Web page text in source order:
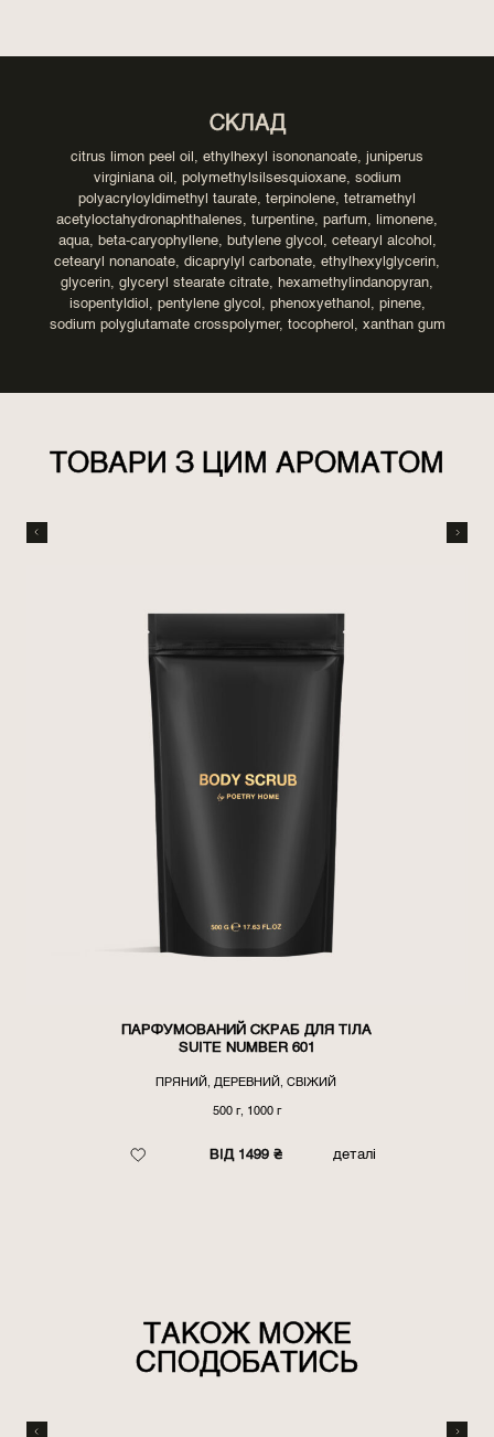
СКЛАД
citrus limon peel oil, ethylhexyl isononanoate, juniperus
virginiana oil, polymethylsilsesquioxane, sodium
polyacryloyldimethyl taurate, terpinolene, tetramethyl
acetyloctahydronaphthalenes, turpentine, parfum, limonene,
aqua, beta-caryophyllene, butylene glycol, cetearyl alcohol,
cetearyl nonanoate, dicaprylyl carbonate, ethylhexylglycerin,
glycerin, glyceryl stearate citrate, hexamethylindanopyran,
isopentyldiol, pentylene glycol, phenoxyethanol, pinene,
sodium polyglutamate crosspolymer, tocopherol, xanthan gum
ТОВАРИ З ЦИМ АРОМАТОМ
ПАРФУМОВАНИЙ СКРАБ ДЛЯ ТІЛА
SUITE NUMBER 601
ПРЯНИЙ, ДЕРЕВНИЙ, СВІЖИЙ
500 г, 1000 г
деталі
ВІД 1499 ₴
ТАКОЖ МОЖЕ
СПОДОБАТИСЬ